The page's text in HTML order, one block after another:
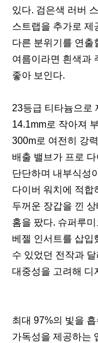
있다. 검은색 러버
스트랩을 추가로 제
다른 분위기를 연출
여름이라면 흰색과
좋아 보인다.
23등급 티타늄으로
14.1mm로 작아져
300m로 여전히 강
배출 밸브가 프로
단단하며 내부식성
다이버 워치에 적합
두꺼운 장갑을 낀
홈을 팠다. 슈퍼루
베젤 인서트를 삽입
수 있었던 전작과
대중성을 고려해 디
최대 97%의 빛을
가독성을 제공하는